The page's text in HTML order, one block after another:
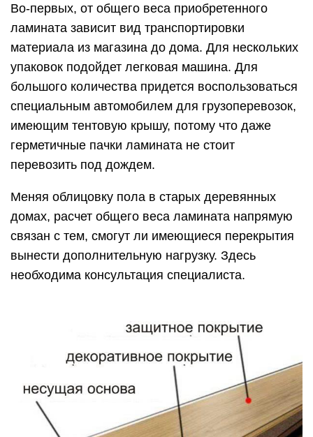
Во-первых, от общего веса приобретенного
ламината зависит вид транспортировки
материала из магазина до дома. Для нескольких
упаковок подойдет легковая машина. Для
большого количества придется воспользоваться
специальным автомобилем для грузоперевозок,
имеющим тентовую крышу, потому что даже
герметичные пачки ламината не стоит
перевозить под дождем.
Меняя облицовку пола в старых деревянных
домах, расчет общего веса ламината напрямую
связан с тем, смогут ли имеющиеся перекрытия
вынести дополнительную нагрузку. Здесь
необходима консультация специалиста.